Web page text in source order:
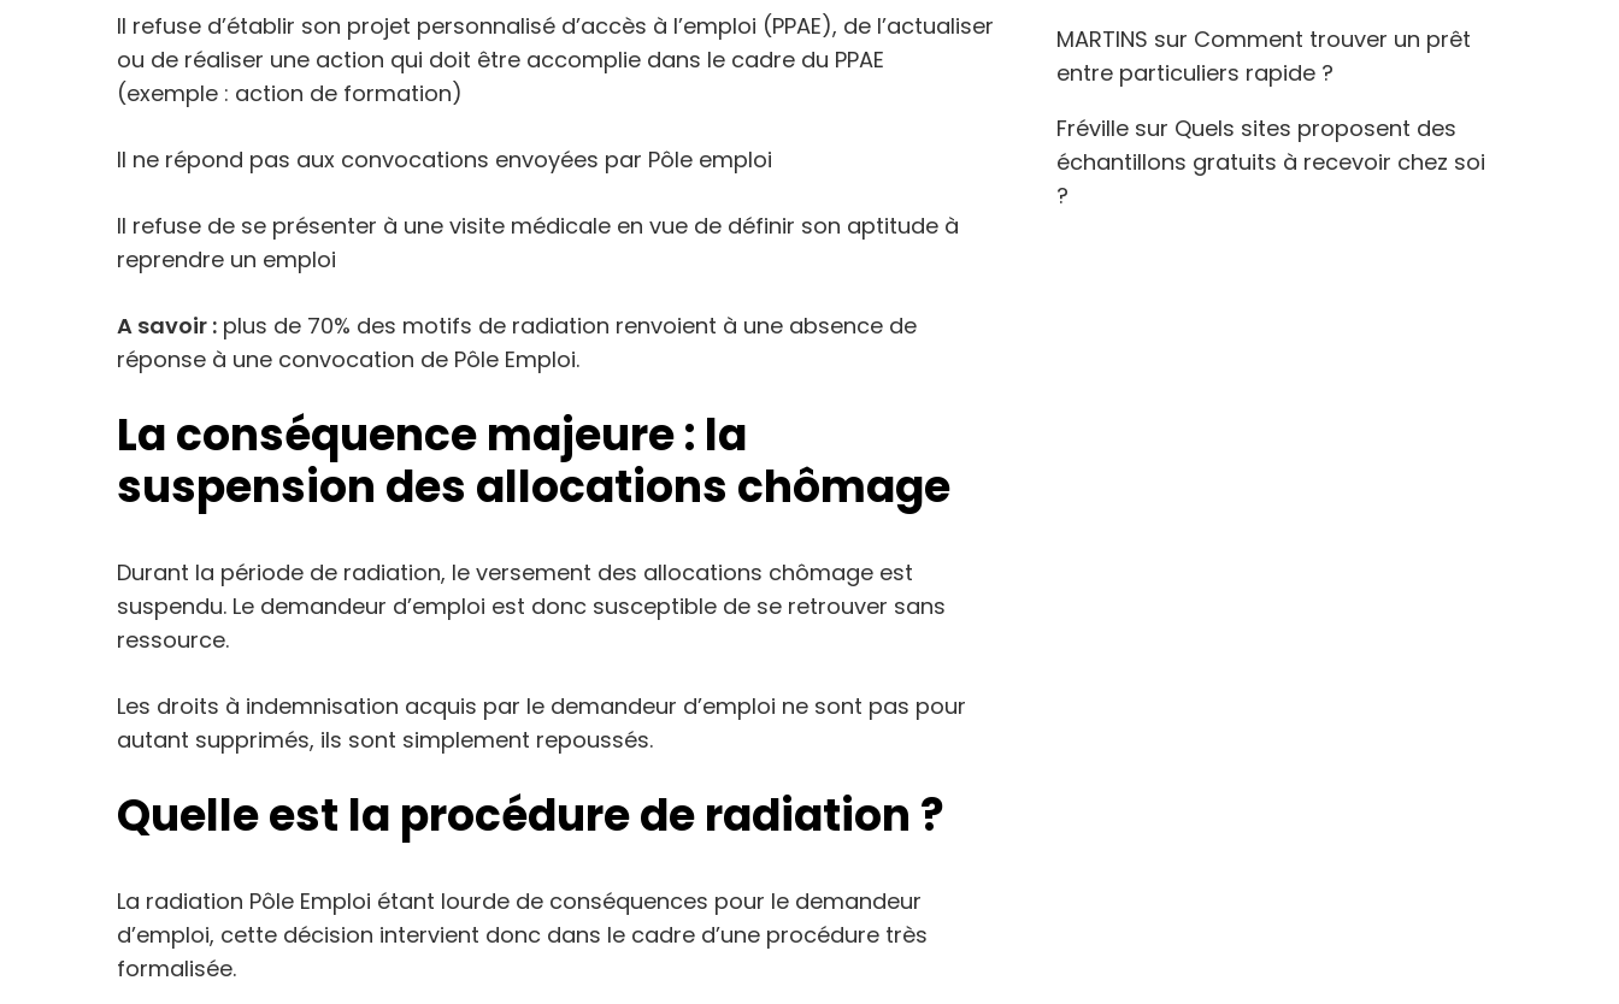
Il refuse d’établir son projet personnalisé d’accès à l’emploi (PPAE), de l’actualiser
ou de réaliser une action qui doit être accomplie dans le cadre du PPAE
(exemple : action de formation)
Il ne répond pas aux convocations envoyées par Pôle emploi
Il refuse de se présenter à une visite médicale en vue de définir son aptitude à
reprendre un emploi
A savoir : plus de 70% des motifs de radiation renvoient à une absence de
réponse à une convocation de Pôle Emploi.
La conséquence majeure : la
suspension des allocations chômage
Durant la période de radiation, le versement des allocations chômage est
suspendu. Le demandeur d’emploi est donc susceptible de se retrouver sans
ressource.
Les droits à indemnisation acquis par le demandeur d’emploi ne sont pas pour
autant supprimés, ils sont simplement repoussés.
Quelle est la procédure de radiation ?
La radiation Pôle Emploi étant lourde de conséquences pour le demandeur
d’emploi, cette décision intervient donc dans le cadre d’une procédure très
formalisée.
MARTINS sur Comment trouver un prêt
entre particuliers rapide ?
Fréville sur Quels sites proposent des
échantillons gratuits à recevoir chez soi
?